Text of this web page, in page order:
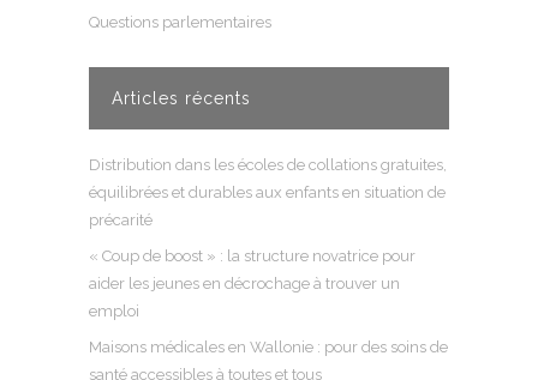
Questions parlementaires
Articles récents
Distribution dans les écoles de collations gratuites,
équilibrées et durables aux enfants en situation de
précarité
« Coup de boost » : la structure novatrice pour
aider les jeunes en décrochage à trouver un
emploi
Maisons médicales en Wallonie : pour des soins de
santé accessibles à toutes et tous